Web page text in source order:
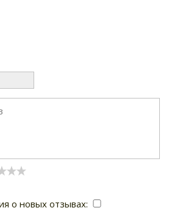
о новых отзывах: